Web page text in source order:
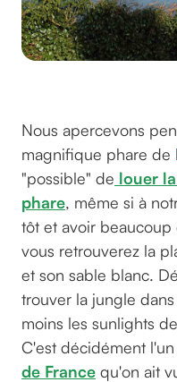
Nous apercevons
magnifique phare de
"possible" de louer
phare, même si à
tôt et avoir
vous retrouverez la
et son sable blanc.
trouver la jungle
moins les sunlights
C'est décidément
de France qu'on ait